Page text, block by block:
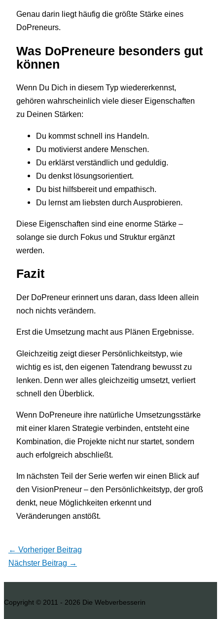
Genau darin liegt häufig die größte Stärke eines
DoPreneurs.
Was DoPreneure besonders gut
können
Wenn Du Dich in diesem Typ wiedererkennst,
gehören wahrscheinlich viele dieser Eigenschaften
zu Deinen Stärken:
Du kommst schnell ins Handeln.
Du motivierst andere Menschen.
Du erklärst verständlich und geduldig.
Du denkst lösungsorientiert.
Du bist hilfsbereit und empathisch.
Du lernst am liebsten durch Ausprobieren.
Diese Eigenschaften sind eine enorme Stärke –
solange sie durch Fokus und Struktur ergänzt
werden.
Fazit
Der DoPreneur erinnert uns daran, dass Ideen allein
noch nichts verändern.
Erst die Umsetzung macht aus Plänen Ergebnisse.
Gleichzeitig zeigt dieser Persönlichkeitstyp, wie
wichtig es ist, den eigenen Tatendrang bewusst zu
lenken. Denn wer alles gleichzeitig umsetzt, verliert
schnell den Überblick.
Wenn DoPreneure ihre natürliche Umsetzungsstärke
mit einer klaren Strategie verbinden, entsteht eine
Kombination, die Projekte nicht nur startet, sondern
auch erfolgreich abschließt.
Im nächsten Teil der Serie werfen wir einen Blick auf
den VisionPreneur – den Persönlichkeitstyp, der groß
denkt, neue Möglichkeiten erkennt und
Veränderungen anstößt.
← Vorheriger Beitrag
Nächster Beitrag →
Copyright © 2011 - 2026 Die Webverbesserin